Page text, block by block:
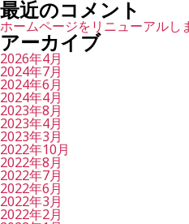
最近のコメント
ホームページをリニューアルし
アーカイブ
2026年4月
2024年7月
2024年6月
2024年4月
2023年8月
2023年4月
2023年3月
2022年10月
2022年8月
2022年7月
2022年6月
2022年3月
2022年2月